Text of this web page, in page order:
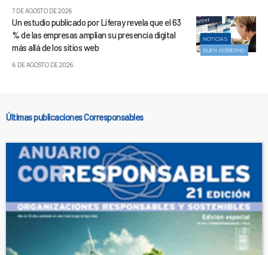
7 DE AGOSTO DE 2026
NOTICIAS
BUEN GOBIERNO
Un estudio publicado por Liferay revela que el 63
% de las empresas amplían su presencia digital
más allá de los sitios web
6 DE AGOSTO DE 2026
Últimas publicaciones Corresponsables